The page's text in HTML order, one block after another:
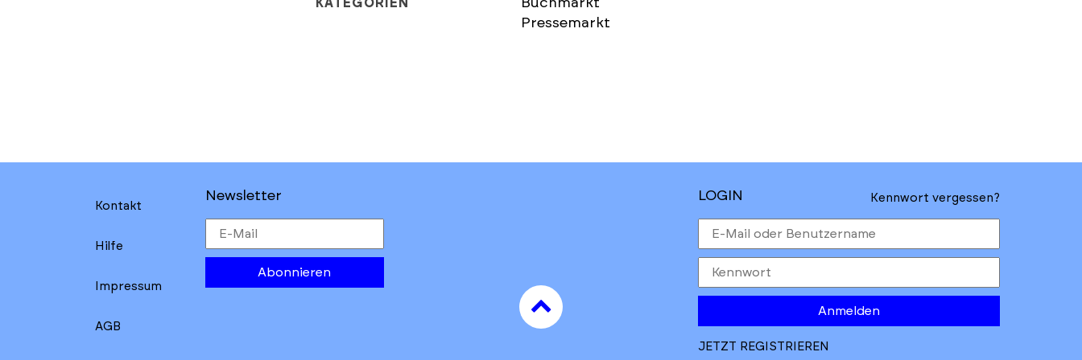
KATEGORIEN
Buchmarkt
Pressemarkt
Kontakt
Hilfe
Impressum
AGB
Newsletter
Abonnieren
to
top
LOGIN Kennwort vergessen?
Anmelden
JETZT REGISTRIEREN